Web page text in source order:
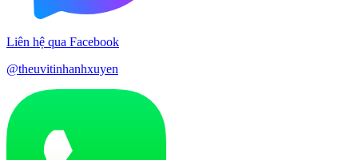
Liên hệ qua Facebook
@theuvitinhanhxuyen